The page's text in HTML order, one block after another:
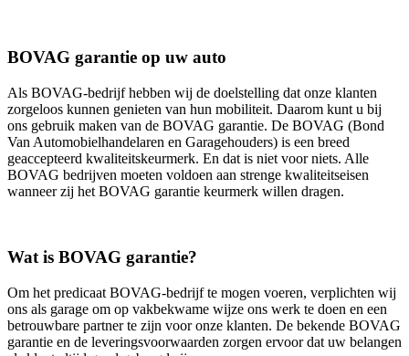
BOVAG garantie op uw auto
Als BOVAG-bedrijf hebben wij de doelstelling dat onze klanten
zorgeloos kunnen genieten van hun mobiliteit. Daarom kunt u bij
ons gebruik maken van de BOVAG garantie. De BOVAG (Bond
Van Automobielhandelaren en Garagehouders) is een breed
geaccepteerd kwaliteitskeurmerk. En dat is niet voor niets. Alle
BOVAG bedrijven moeten voldoen aan strenge kwaliteitseisen
wanneer zij het BOVAG garantie keurmerk willen dragen.
Wat is BOVAG garantie?
Om het predicaat BOVAG-bedrijf te mogen voeren, verplichten wij
ons als garage om op vakbekwame wijze ons werk te doen en een
betrouwbare partner te zijn voor onze klanten. De bekende BOVAG
garantie en de leveringsvoorwaarden zorgen ervoor dat uw belangen